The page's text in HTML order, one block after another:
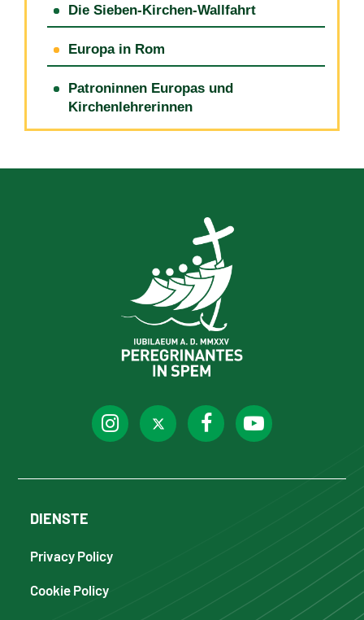
Die Sieben-Kirchen-Wallfahrt
Europa in Rom
Patroninnen Europas und
Kirchenlehrerinnen
DIENSTE
Privacy Policy
Cookie Policy